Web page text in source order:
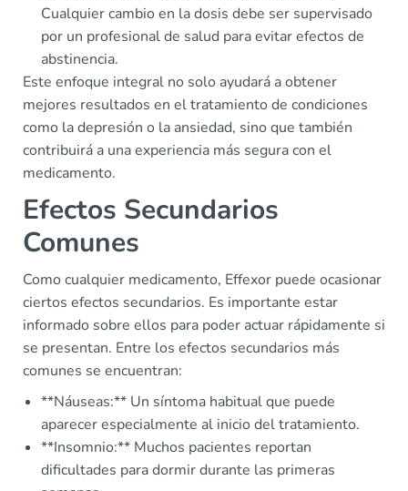
Cualquier cambio en la dosis debe ser supervisado
por un profesional de salud para evitar efectos de
abstinencia.
Este enfoque integral no solo ayudará a obtener
mejores resultados en el tratamiento de condiciones
como la depresión o la ansiedad, sino que también
contribuirá a una experiencia más segura con el
medicamento.
Efectos Secundarios
Comunes
Como cualquier medicamento, Effexor puede ocasionar
ciertos efectos secundarios. Es importante estar
informado sobre ellos para poder actuar rápidamente si
se presentan. Entre los efectos secundarios más
comunes se encuentran:
**Náuseas:** Un síntoma habitual que puede
aparecer especialmente al inicio del tratamiento.
**Insomnio:** Muchos pacientes reportan
dificultades para dormir durante las primeras